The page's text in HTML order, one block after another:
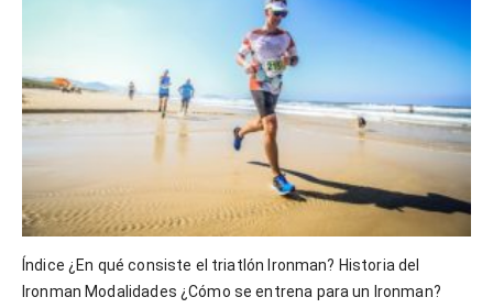
Índice ¿En qué consiste el triatlón Ironman? Historia del
Ironman Modalidades ¿Cómo se entrena para un Ironman?